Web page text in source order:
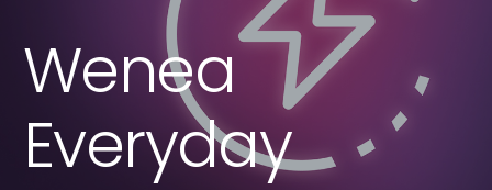
Wenea
Everyday